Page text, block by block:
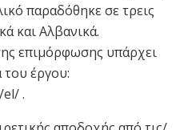
παραδόθηκε σε τρεις
και Αλβανικά.
επιμόρφωσης υπάρχει
του έργου:
.